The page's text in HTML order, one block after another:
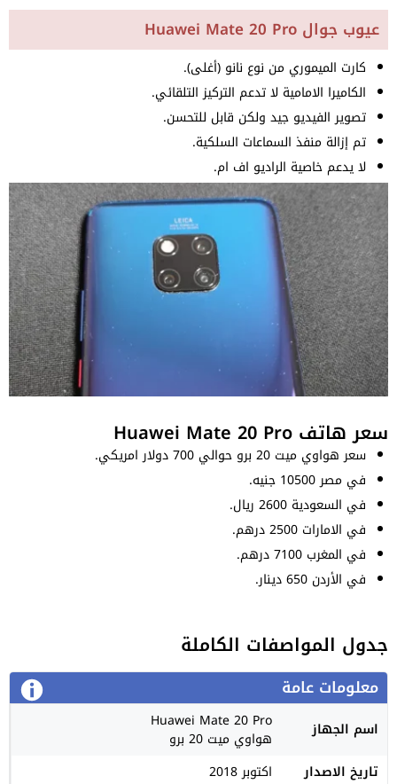
عيوب جوال Huawei Mate 20 Pro
كارت الميموري من نوع نانو (أغلى).
الكاميرا الامامية لا تدعم التركيز التلقائي.
تصوير الفيديو جيد ولكن قابل للتحسن.
تم إزالة منفذ السماعات السلكية.
لا يدعم خاصية الراديو اف ام.
سعر هاتف Huawei Mate 20 Pro
سعر هواوي ميت 20 برو حوالي 700 دولار امريكي.
في مصر 10500 جنيه.
في السعودية 2600 ريال.
في الامارات 2500 درهم.
في المغرب 7100 درهم.
في الأردن 650 دينار.
جدول المواصفات الكاملة
معلومات عامة
اسم الجهاز Huawei Mate 20 Pro
هواوي ميت 20 برو
تاريخ الاصدار
اكتوبر 2018